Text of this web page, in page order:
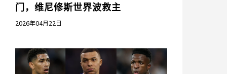
门，维尼修斯世界波救主
2026年04月22日